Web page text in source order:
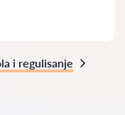
i regulisanje